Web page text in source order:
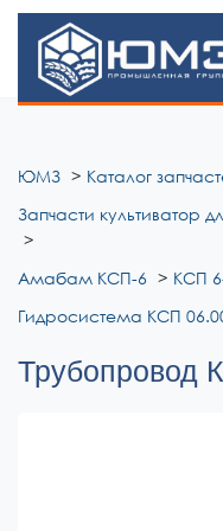
ЮМЗ
ЮМЗ
Каталог
Запчасти культиватор
Амабам КСП-6
КСП
Гидросистема КСП
Трубопровод